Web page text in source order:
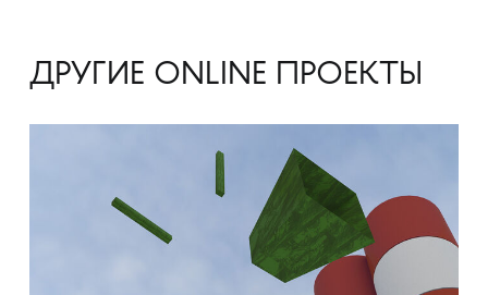
ДРУГИЕ ONLINE ПРОЕКТЫ